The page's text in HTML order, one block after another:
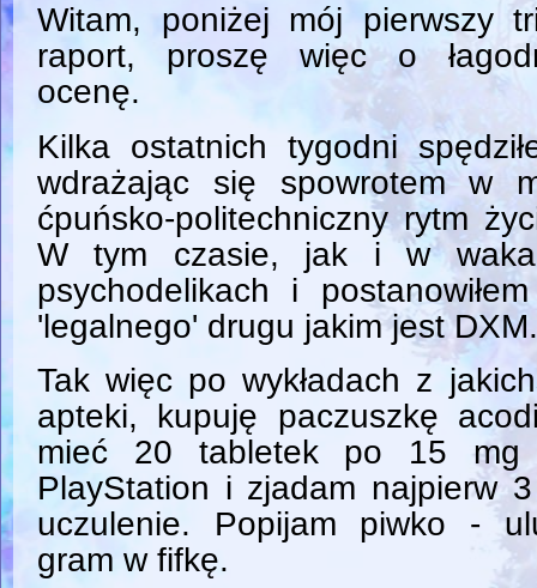
Witam, poniżej mój pierwszy
raport, proszę więc o
ocenę.
Kilka ostatnich tygodni
wdrażając się spowrotem w
ćpuńsko-politechniczny rytm
W tym czasie, jak i w
psychodelikach i
'legalnego' drugu jakim jest DXM.
Tak więc po wykładach z
apteki, kupuję paczuszkę
mieć 20 tabletek po 15 mg
PlayStation i zjadam najpierw
uczulenie. Popijam piwko -
gram w fifkę.